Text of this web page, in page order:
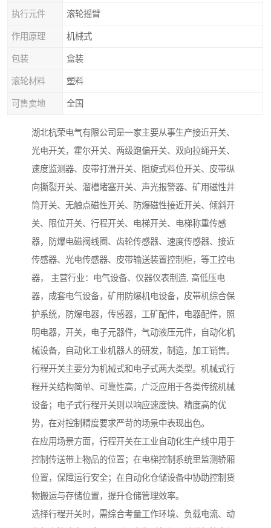
执行元件 滚轮摇臂
作用原理 机械式
包装 盒装
滚轮材料 塑料
可售卖地 全国
湖北杭荣电气有限公司是一家主要从事生产接近开关、
光电开关，霍尔开关、两级跑偏开关、双向拉绳开关、
速度监测器、皮带打滑开关、阻旋式料位开关、皮带纵
向撕裂开关、溜槽堵塞开关、声光报警器、矿用磁性井
筒开关、无触点磁性开关、防爆磁性接近开关、倾斜开
关、限位开关、行程开关、电梯开关、电梯称重传感
器，防爆电磁阀线圈、齿轮传感器、速度传感器、接近
传感器、光电传感器、皮带输送装置控制柜，等工控电
器， 主营行业：电气设备、仪器仪表制造, 高低压电
器，成套电气设备，矿用防爆机电设备，皮带机综合保
护系统，防爆电器，传感器，工矿配件，电器配件，照
明电器，开关，电子元器件，气动液压元件，自动化机
械设备，自动化工业机器人的研发，制造，加工销售。
行程开关主要分为机械式和电子式两大类型。机械式行
程开关结构简单、可靠性高，广泛应用于各类传统机械
设备；电子式行程开关则以响应速度快、精度高的优
势，在对控制精度要求严苛的场景中表现出色。
在应用场景方面，行程开关在工业自动化生产线中用于
控制传送带上物品的位置；在电梯控制系统里监测轿厢
位置，保障运行安全；在自动化仓储设备中协助控制货
物搬运与存储位置，提升仓储管理效率。
选择行程开关时，需综合考量工作环境、负载电流、动